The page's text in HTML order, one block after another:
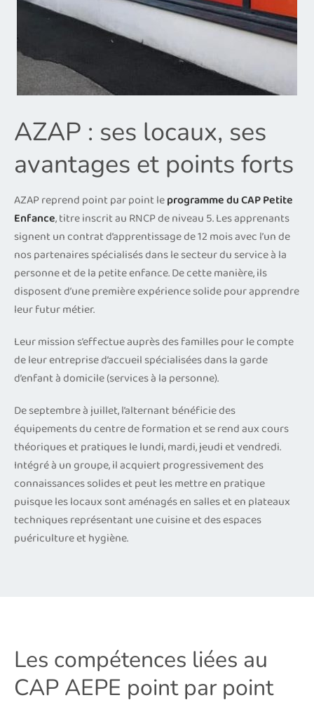
AZAP : ses locaux, ses
avantages et points forts
AZAP reprend point par point leprogramme du CAP Petite
Enfance, titre inscrit au RNCP de niveau 5. Les apprenants
signent un contrat d’apprentissage de 12 mois avec l’un de
nos partenaires spécialisés dans le secteur du service à la
personne et de la petite enfance. De cette manière, ils
disposent d’une première expérience solide pour apprendre
leur futur métier.
Leur mission s’effectue auprès des familles pour le compte
de leur entreprise d’accueil spécialisées dans la garde
d’enfant à domicile (services à la personne).
De septembre à juillet, l’alternant bénéficie des
équipements du centre de formation et se rend aux cours
théoriques et pratiques le lundi, mardi, jeudi et vendredi.
Intégré à un groupe, il acquiert progressivement des
connaissances solides et peut les mettre en pratique
puisque les locaux sont aménagés en salles et en plateaux
techniques représentant une cuisine et des espaces
puériculture et hygiène.
Les compétences liées au
CAP AEPE point par point